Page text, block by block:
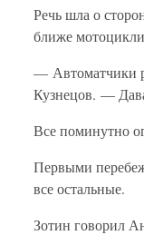
Речь шла о
ближе
— Автоматчики
Кузнецов. —
Все поминутно
Первыми
все остальные.
Зотин говорил